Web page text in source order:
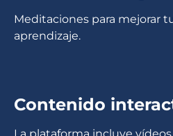
Meditaciones para mejorar
aprendizaje.
Contenido